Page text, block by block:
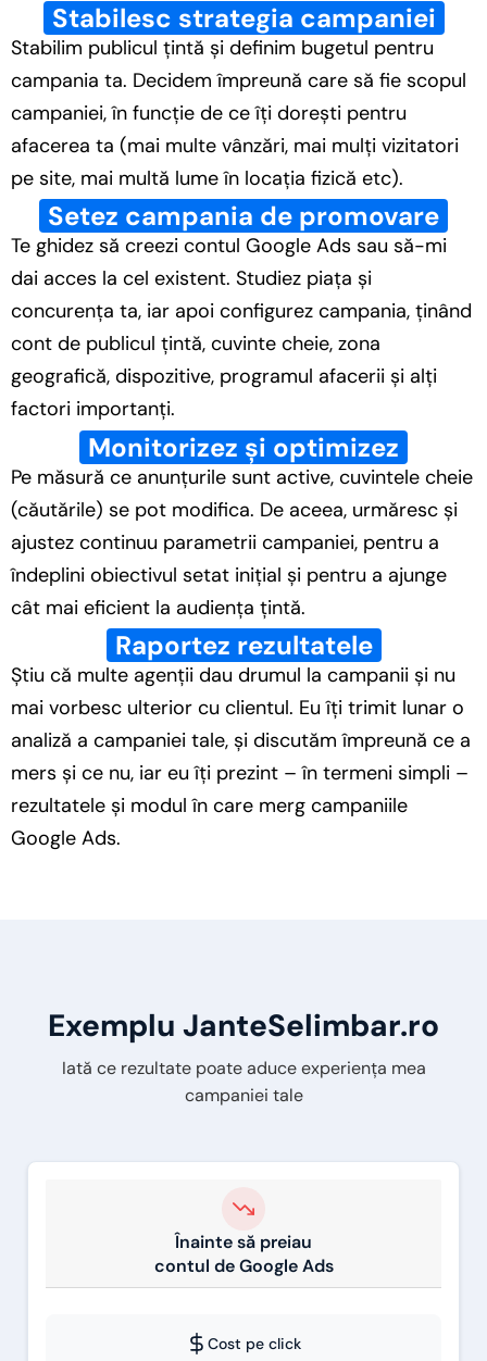
Stabilesc strategia campaniei
Stabilim publicul țintă și definim bugetul pentru
campania ta. Decidem împreună care să fie scopul
campaniei, în funcție de ce îți dorești pentru
afacerea ta (mai multe vânzări, mai mulți vizitatori
pe site, mai multă lume în locația fizică etc).
Setez campania de promovare
Te ghidez să creezi contul Google Ads sau să-mi
dai acces la cel existent. Studiez piața și
concurența ta, iar apoi configurez campania, ținând
cont de publicul țintă, cuvinte cheie, zona
geografică, dispozitive, programul afacerii și alți
factori importanți.
Monitorizez și optimizez
Pe măsură ce anunțurile sunt active, cuvintele cheie
(căutările) se pot modifica. De aceea, urmăresc și
ajustez continuu parametrii campaniei, pentru a
îndeplini obiectivul setat inițial și pentru a ajunge
cât mai eficient la audiența țintă.
Raportez rezultatele
Știu că multe agenții dau drumul la campanii și nu
mai vorbesc ulterior cu clientul. Eu îți trimit lunar o
analiză a campaniei tale, și discutăm împreună ce a
mers și ce nu, iar eu îți prezint – în termeni simpli –
rezultatele și modul în care merg campaniile
Google Ads.
Exemplu JanteSelimbar.ro
Iată ce rezultate poate aduce experiența mea
campaniei tale
Înainte să preiau
contul de Google Ads
Cost pe click